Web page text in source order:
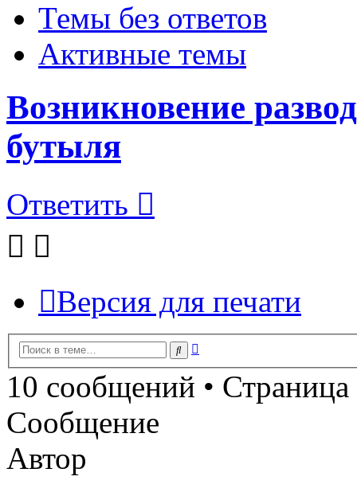
Темы без ответов
Активные темы
Возникновение
бутыля
Ответить
Версия для печати
Поиск
10 сообщений • Страница
Сообщение
Автор